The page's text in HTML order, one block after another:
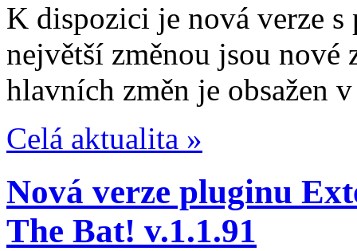
K dispozici je nová verze
největší změnou jsou nové
hlavních změn je obsažen
Celá aktualita »
Nová verze pluginu
The Bat! v.1.1.91